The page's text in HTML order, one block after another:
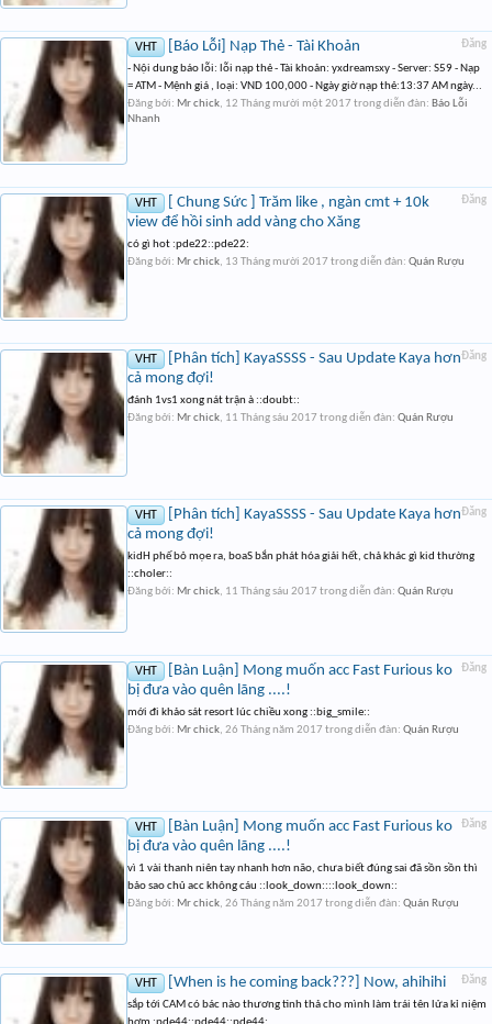
Đăng
VHT [Báo Lỗi] Nạp Thẻ - Tài Khoản
- Nội dung báo lỗi: lỗi nạp thẻ - Tài khoản: yxdreamsxy - Server: S59 - Nạp
= ATM - Mệnh giá , loại: VND 100,000 - Ngày giờ nạp thẻ:13:37 AM ngày...
Đăng bởi: Mr chick, 12 Tháng mười một 2017 trong diễn đàn: Báo Lỗi
Nhanh
Đăng
VHT
[ Chung Sức ] Trăm like , ngàn cmt + 10k
view để hồi sinh add vàng cho Xăng
có gì hot :pde22::pde22:
Đăng bởi: Mr chick, 13 Tháng mười 2017 trong diễn đàn: Quán Rượu
Đăng
VHT
[Phân tích] KayaSSSS - Sau Update Kaya hơn
cả mong đợi!
đánh 1vs1 xong nát trận à ::doubt::
Đăng bởi: Mr chick, 11 Tháng sáu 2017 trong diễn đàn: Quán Rượu
Đăng
VHT
[Phân tích] KayaSSSS - Sau Update Kaya hơn
cả mong đợi!
kidH phế bỏ mọe ra, boaS bắn phát hóa giải hết, chả khác gì kid thường
::choler::
Đăng bởi: Mr chick, 11 Tháng sáu 2017 trong diễn đàn: Quán Rượu
Đăng
VHT
[Bàn Luận] Mong muốn acc Fast Furious ko
bị đưa vào quên lãng ....!
mới đi khảo sát resort lúc chiều xong ::big_smile::
Đăng bởi: Mr chick, 26 Tháng năm 2017 trong diễn đàn: Quán Rượu
Đăng
VHT
[Bàn Luận] Mong muốn acc Fast Furious ko
bị đưa vào quên lãng ....!
vì 1 vài thanh niên tay nhanh hơn não, chưa biết đúng sai đã sồn sồn thì
bảo sao chủ acc không cáu ::look_down::::look_down::
Đăng bởi: Mr chick, 26 Tháng năm 2017 trong diễn đàn: Quán Rượu
Đăng
VHT [When is he coming back???] Now, ahihihi
sắp tới CAM có bác nào thương tình thả cho mình làm trái tên lửa kỉ niệm